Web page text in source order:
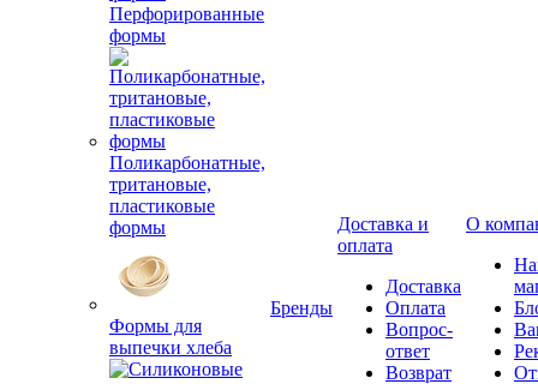
Перфорированные
формы
Поликарбонатные,
тритановые,
пластиковые
формы
Формы для
выпечки хлеба
Бренды
Доставка и
оплата
Доставка
Оплата
Вопрос-
ответ
Возврат
О